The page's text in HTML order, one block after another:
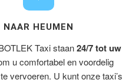
NAAR HEUMEN
Taxi staan24/7 tot uw
u comfortabel en voordelig
vervoeren. U kunt onze taxi’s